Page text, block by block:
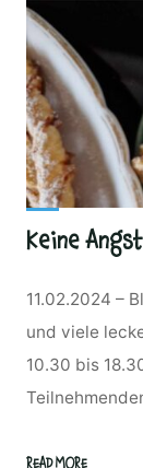
Keine
11.02.2024 –
und viele
10.30 bis
READ MORE"Keine